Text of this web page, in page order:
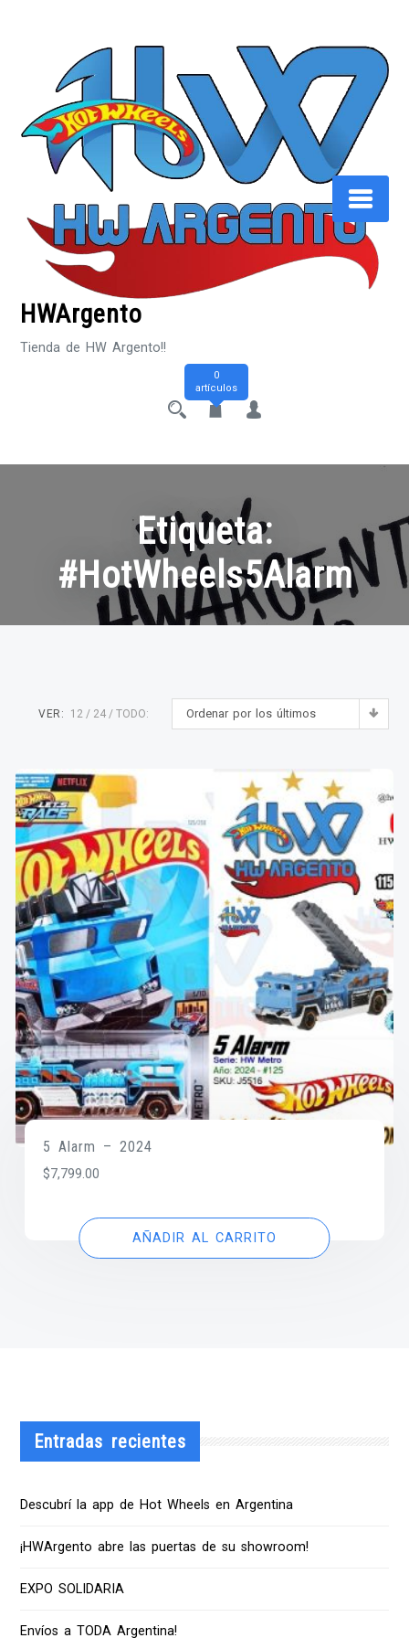
HWArgento
Tienda de HW Argento!!
0
artículos
Etiqueta:
#HotWheels5Alarm
Ordenar por los últimos
VER: 12 24 TODO:
5 Alarm – 2024
$7,799.00
AÑADIR AL CARRITO
Entradas recientes
Descubrí la app de Hot Wheels en Argentina
¡HWArgento abre las puertas de su showroom!
EXPO SOLIDARIA
Envíos a TODA Argentina!